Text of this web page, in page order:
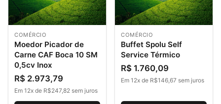
COMÉRCIO
Moedor Picador de
Carne CAF Boca 10 SM
0,5cv Inox
R$ 2.973,79
Em 12x de R$247,82 sem juros
COMÉRCIO
Buffet Spolu Self
Service Térmico
R$ 1.760,09
Em 12x de R$146,67 sem juros